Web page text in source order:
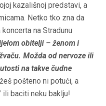
kazališnoj predstavi, a
Netko tko zna da
na Stradunu
obitelji – ženom i
Možda od nervoze ili
na takve čudne
pošteno ni potući, a
ili baciti neku baklju!